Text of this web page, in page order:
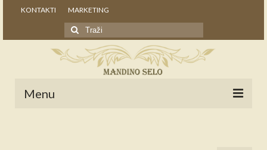
KONTAKTI MARKETING
Search
for:
Menu